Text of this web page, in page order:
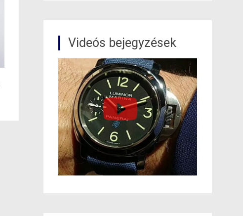
Videós bejegyzések